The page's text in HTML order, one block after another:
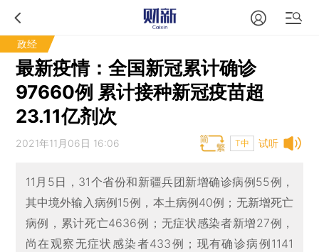
政经
最新疫情：全国新冠累计确诊
97660例 累计接种新冠疫苗超
23.11亿剂次
试听
2021年11月06日 16:06 T中
11月5日，31个省份和新疆兵团新增确诊病例55例，
其中境外输入病例15例，本土病例40例；无新增死亡
病例，累计死亡4636例；无症状感染者新增27例，
尚在观察无症状感染者433例；现有确诊病例1141